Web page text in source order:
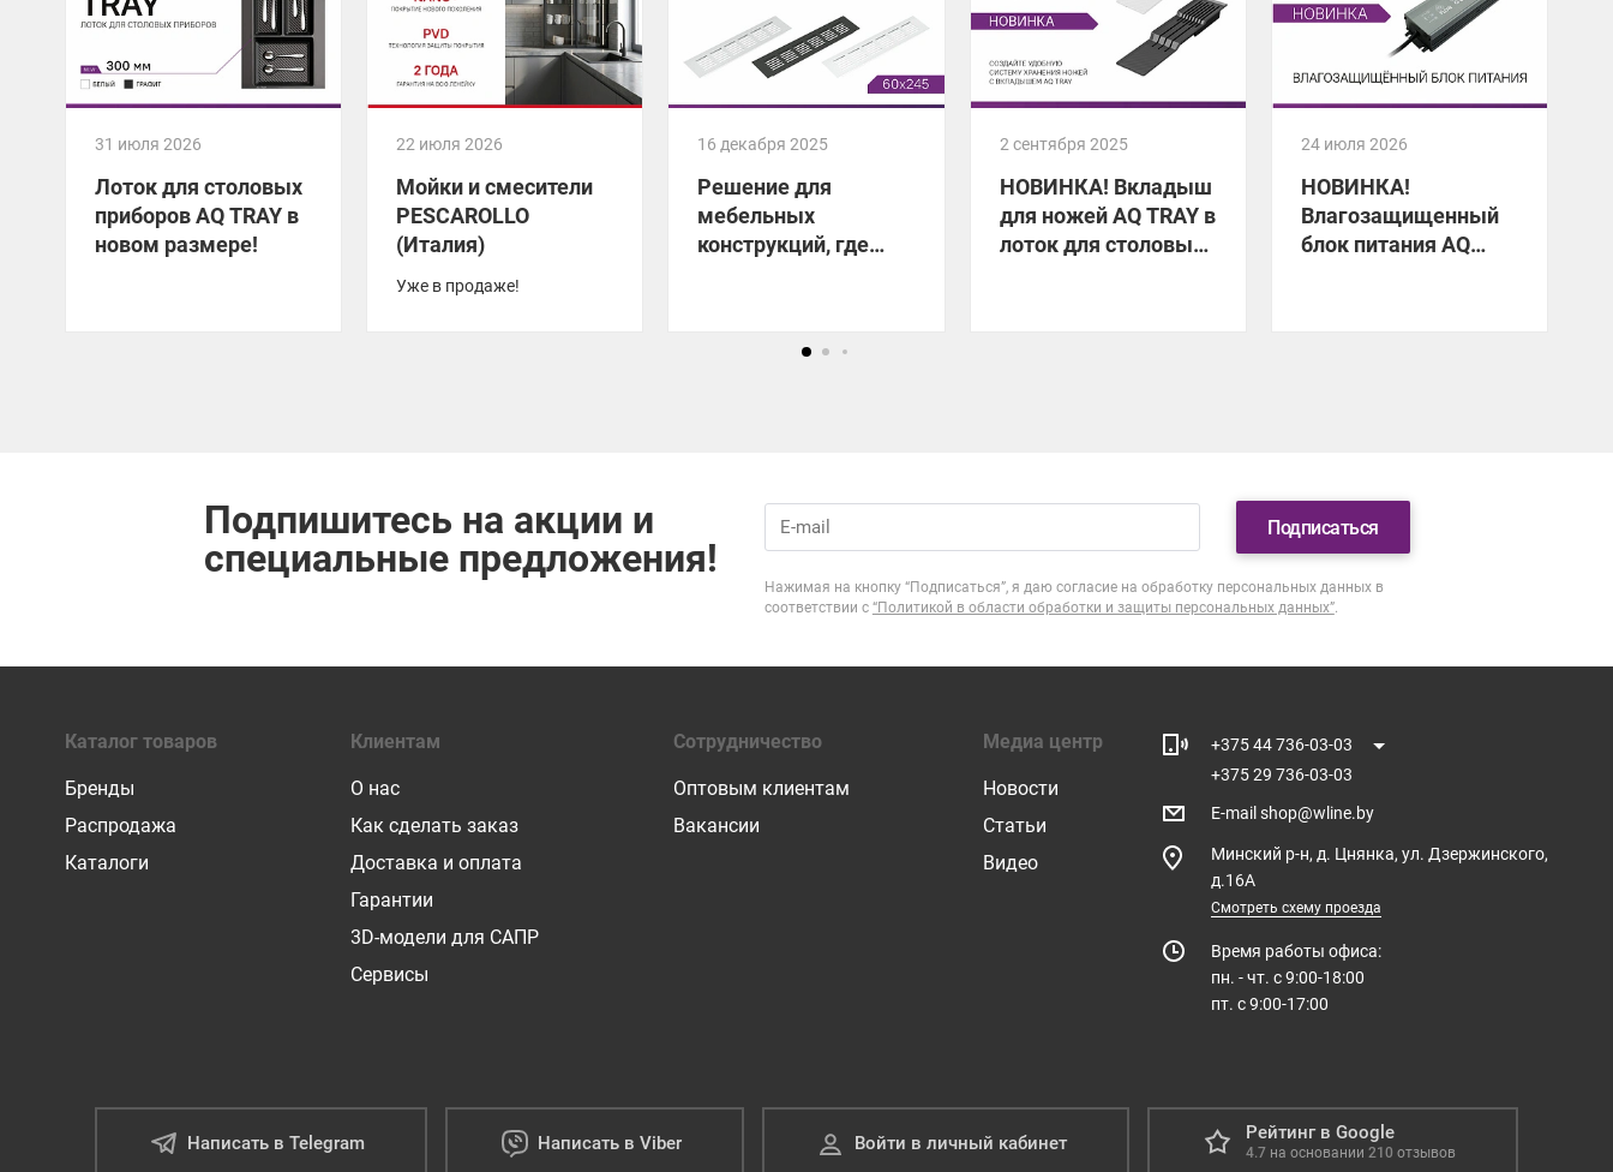
31 июля 2026
Лоток для столовых
приборов AQ TRAY в
новом размере!
22 июля 2026
Мойки и смесители
PESCAROLLO
(Италия)
Уже в продаже!
16 декабря 2025
Решение для
мебельных
конструкций, где
2 сентября 2025
НОВИНКА! Вкладыш
для ножей AQ TRAY в
лоток для столовых
24 июля 2026
НОВИНКА!
Влагозащищенный
блок питания AQ
Подпишитесь на акции и
специальные предложения!
Подписаться
Нажимая на кнопку “Подписаться”, я даю согласие на обработку персональных данных в
соответствии с “Политикой в области обработки и защиты персональных данных”.
Каталог товаров
Бренды
Распродажа
Каталоги
Клиентам
О нас
Как сделать заказ
Доставка и оплата
Гарантии
3D-модели для САПР
Сервисы
Сотрудничество
Оптовым клиентам
Вакансии
Медиа центр
Новости
Статьи
Видео
+375 44 736-03-03
+375 29 736-03-03
E-mailshop@wline.by
Минский р-н, д. Цнянка, ул. Дзержинского,
д.16А
Смотреть схему проезда
Время работы офиса:
пн. - чт. с 9:00-18:00
пт. с 9:00-17:00
Написать в Telegram Написать в Viber Войти в личный кабинет Рейтинг в Google
4.7 на основании 210 отзывов